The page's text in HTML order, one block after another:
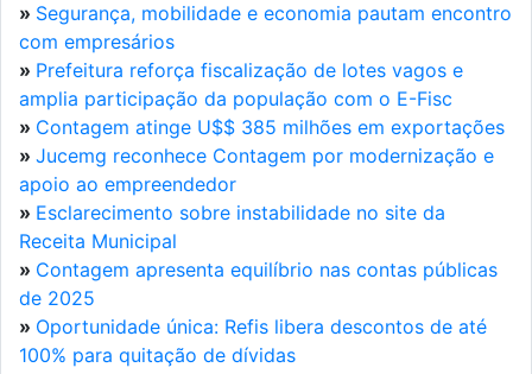
» Segurança, mobilidade e economia pautam encontro
com empresários
» Prefeitura reforça fiscalização de lotes vagos e
amplia participação da população com o E-Fisc
» Contagem atinge U$$ 385 milhões em exportações
» Jucemg reconhece Contagem por modernização e
apoio ao empreendedor
» Esclarecimento sobre instabilidade no site da
Receita Municipal
» Contagem apresenta equilíbrio nas contas públicas
de 2025
» Oportunidade única: Refis libera descontos de até
100% para quitação de dívidas